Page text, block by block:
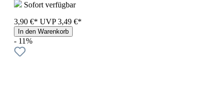
Sofort verfügbar
3,90 €* UVP 3,49 €*
In den Warenkorb
- 11%